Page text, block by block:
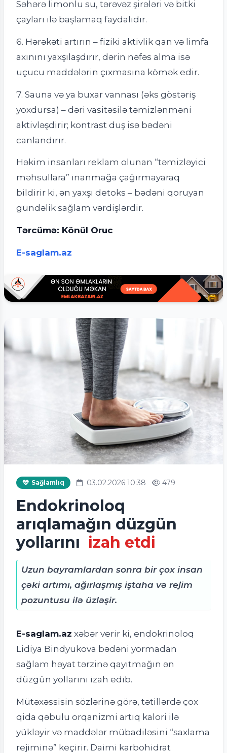
Səhərə limonlu su, tərəvəz şirələri və bitki
çayları ilə başlamaq faydalıdır.
6. Hərəkəti artırın – fiziki aktivlik qan və limfa
axınını yaxşılaşdırır, dərin nəfəs alma isə
uçucu maddələrin çıxmasına kömək edir.
7. Sauna və ya buxar vannası (əks göstəriş
yoxdursa) – dəri vasitəsilə təmizlənməni
aktivləşdirir; kontrast duş isə bədəni
canlandırır.
Həkim insanları reklam olunan “təmizləyici
məhsullara” inanmağa çağırmayaraq
bildirir ki, ən yaxşı detoks – bədəni qoruyan
gündəlik sağlam vərdişlərdir.
Tərcümə: Könül Oruc
E-saglam.az
Sağlamlıq 03.02.2026 10:38 479
Endokrinoloq
arıqlamağın düzgün
yollarını izah etdi
Uzun bayramlardan sonra bir çox insan
çəki artımı, ağırlaşmış iştaha və rejim
pozuntusu ilə üzləşir.
E-saglam.az xəbər verir ki, endokrinoloq
Lidiya Bindyukova bədəni yormadan
sağlam həyat tərzinə qayıtmağın ən
düzgün yollarını izah edib.
Mütəxəssisin sözlərinə görə, tətillərdə çox
qida qəbulu orqanizmi artıq kalori ilə
yükləyir və maddələr mübadiləsini “saxlama
rejiminə” keçirir. Daimi karbohidrat